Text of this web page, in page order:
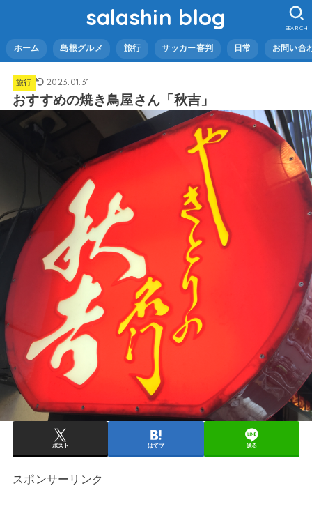
salashin blog
ホーム 島根グルメ 旅行 サッカー審判 日常 お問い合
SEARCH
旅行 2023.01.31
おすすめの焼き鳥屋さん「秋吉」
ポスト はてブ 送る
スポンサーリンク